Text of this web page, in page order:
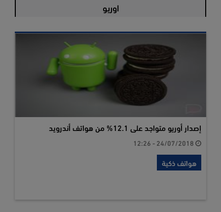
اوريو
إصدار أوريو متواجد على 12.1% من هواتف أندرويد
هواتف ذكية